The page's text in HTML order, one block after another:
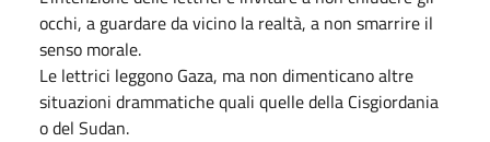
occhi, a guardare davicino la realtà, a non smarrire il
senso morale.
Le lettrici leggono Gaza, ma non dimenticano altre
situazioni drammatiche quali quelle della Cisgiordania
o del Sudan.